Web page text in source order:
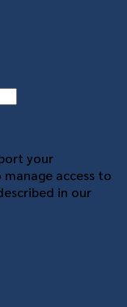
your
access to
in our